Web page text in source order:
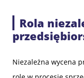
Rola
Niezależna wycena